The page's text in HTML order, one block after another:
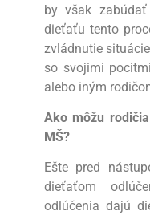
by však
dieťaťu tento
zvládnutie
so svojimi
alebo iným
Ako môžu
MŠ?
Ešte pred
dieťaťom
odlúčenia dajú